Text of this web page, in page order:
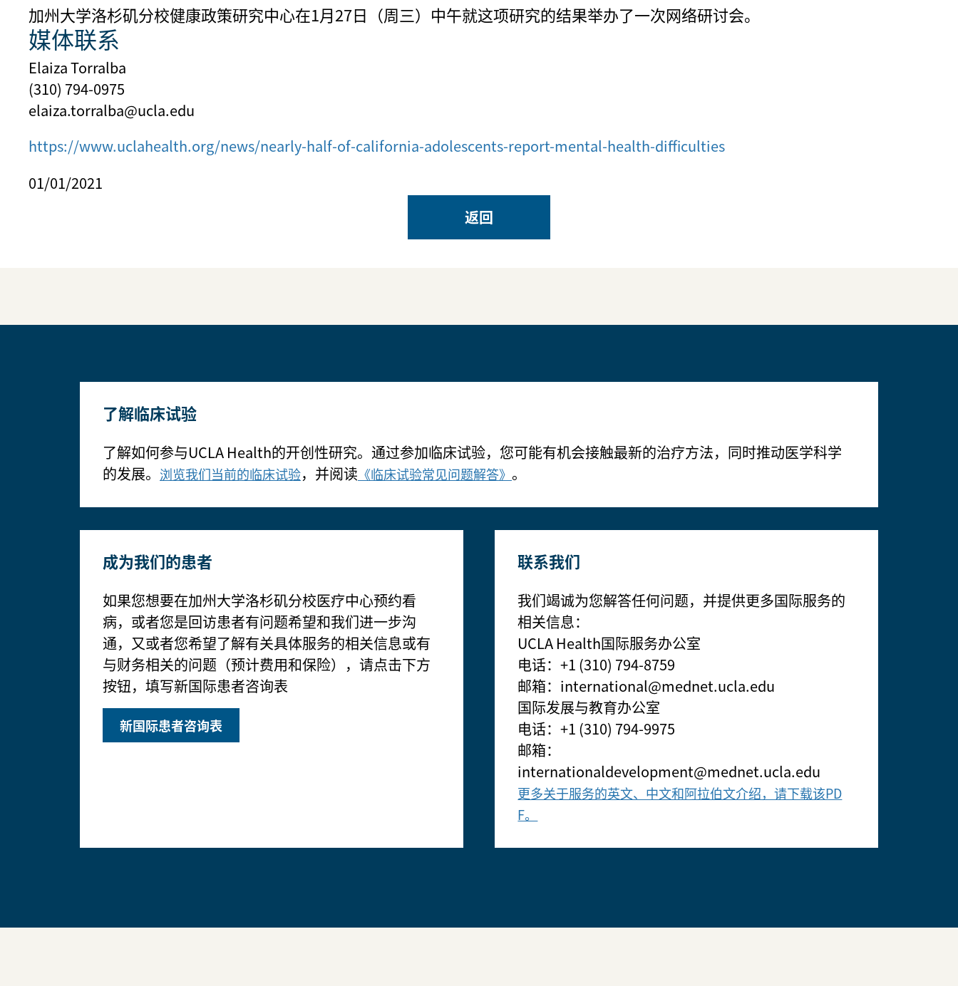
加州大学洛杉矶分校健康政策研究中心在1月27日（周三）中午就这项研究的结果举办了一次网络研讨会。
媒体联系
Elaiza Torralba
(310) 794-0975
elaiza.torralba@ucla.edu
https://www.uclahealth.org/news/nearly-half-of-california-adolescents-report-mental-health-difficulties
01/01/2021
返回
了解临床试验
了解如何参与UCLA Health的开创性研究。通过参加临床试验，您可能有机会接触最新的治疗方法，同时推动医学科学
的发展。 浏览我们当前的临床试验，并阅读 《临床试验常见问题解答》 。
成为我们的患者
如果您想要在加州大学洛杉矶分校医疗中心预约看
病，或者您是回访患者有问题希望和我们进一步沟
通，又或者您希望了解有关具体服务的相关信息或有
与财务相关的问题（预计费用和保险），请点击下方
按钮，填写新国际患者咨询表
新国际患者咨询表
联系我们
我们竭诚为您解答任何问题，并提供更多国际服务的
相关信息：
UCLA Health国际服务办公室
电话：+1 (310) 794-8759
邮箱：international@mednet.ucla.edu
国际发展与教育办公室
电话：+1 (310) 794-9975
邮箱：
internationaldevelopment@mednet.ucla.edu
更多关于服务的英文、中文和阿拉伯文介绍，请下载该PD
F。